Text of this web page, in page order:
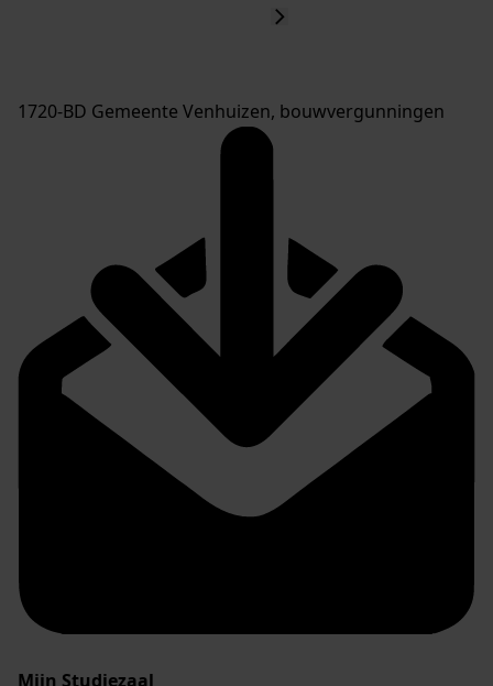
1720-BD Gemeente Venhuizen, bouwvergunningen
Mijn Studiezaal